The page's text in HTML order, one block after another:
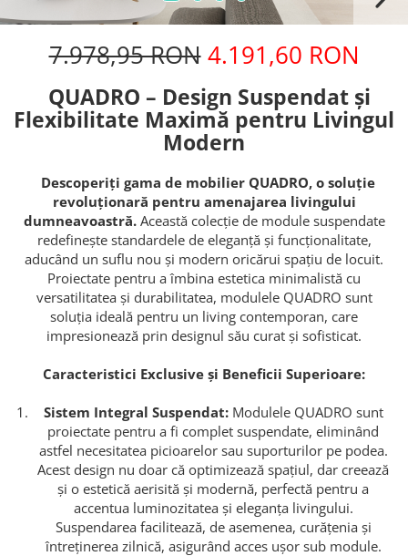
7.978,95 RON 4.191,60 RON
QUADRO – Design Suspendat și
Flexibilitate Maximă pentru Livingul
Modern
Descoperiți gama de mobilier QUADRO, o soluție
revoluționară pentru amenajarea livingului
dumneavoastră.Această colecție de module suspendate
redefinește standardele de eleganță și funcționalitate,
aducând un suflu nou și modern oricărui spațiu de locuit.
Proiectate pentru a îmbina estetica minimalistă cu
versatilitatea și durabilitatea, modulele QUADRO sunt
soluția ideală pentru un living contemporan, care
impresionează prin designul său curat și sofisticat.
Caracteristici Exclusive și Beneficii Superioare:
Sistem Integral Suspendat:Modulele QUADRO sunt
proiectate pentru a fi complet suspendate, eliminând
astfel necesitatea picioarelor sau suporturilor pe podea.
Acest design nu doar că optimizează spațiul, dar creează
și o estetică aerisită și modernă, perfectă pentru a
accentua luminozitatea și eleganța livingului.
Suspendarea facilitează, de asemenea, curățenia și
întreținerea zilnică, asigurând acces ușor sub module.